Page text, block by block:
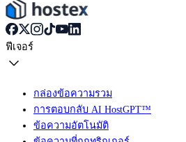
ฟีเจอร์
กล่องข้อความรวม
การตอบกลับ AI HostGPT™
ข้อความอัตโนมัติ